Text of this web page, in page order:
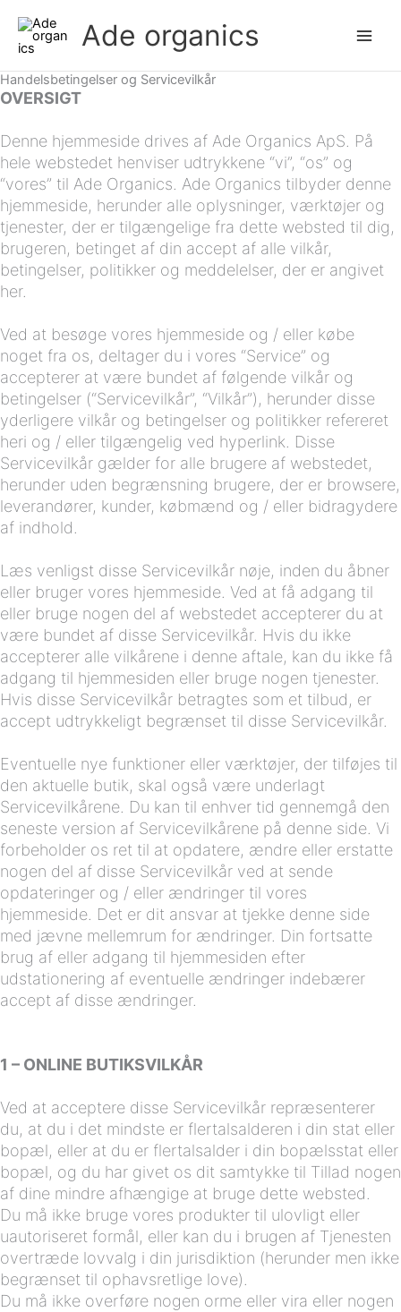
indholdet
Ade organics
Handelsbetingelser og Servicevilkår
OVERSIGT
Denne hjemmeside drives af Ade Organics ApS. På
hele webstedet henviser udtrykkene “vi”, “os” og
“vores” til Ade Organics. Ade Organics tilbyder denne
hjemmeside, herunder alle oplysninger, værktøjer og
tjenester, der er tilgængelige fra dette websted til dig,
brugeren, betinget af din accept af alle vilkår,
betingelser, politikker og meddelelser, der er angivet
her.
Ved at besøge vores hjemmeside og / eller købe
noget fra os, deltager du i vores “Service” og
accepterer at være bundet af følgende vilkår og
betingelser (“Servicevilkår”, “Vilkår”), herunder disse
yderligere vilkår og betingelser og politikker refereret
heri og / eller tilgængelig ved hyperlink. Disse
Servicevilkår gælder for alle brugere af webstedet,
herunder uden begrænsning brugere, der er browsere,
leverandører, kunder, købmænd og / eller bidragydere
af indhold.
Læs venligst disse Servicevilkår nøje, inden du åbner
eller bruger vores hjemmeside. Ved at få adgang til
eller bruge nogen del af webstedet accepterer du at
være bundet af disse Servicevilkår. Hvis du ikke
accepterer alle vilkårene i denne aftale, kan du ikke få
adgang til hjemmesiden eller bruge nogen tjenester.
Hvis disse Servicevilkår betragtes som et tilbud, er
accept udtrykkeligt begrænset til disse Servicevilkår.
Eventuelle nye funktioner eller værktøjer, der tilføjes til
den aktuelle butik, skal også være underlagt
Servicevilkårene. Du kan til enhver tid gennemgå den
seneste version af Servicevilkårene på denne side. Vi
forbeholder os ret til at opdatere, ændre eller erstatte
nogen del af disse Servicevilkår ved at sende
opdateringer og / eller ændringer til vores
hjemmeside. Det er dit ansvar at tjekke denne side
med jævne mellemrum for ændringer. Din fortsatte
brug af eller adgang til hjemmesiden efter
udstationering af eventuelle ændringer indebærer
accept af disse ændringer.
1 – ONLINE BUTIKSVILKÅR
Ved at acceptere disse Servicevilkår repræsenterer
du, at du i det mindste er flertalsalderen i din stat eller
bopæl, eller at du er flertalsalder i din bopælsstat eller
bopæl, og du har givet os dit samtykke til Tillad nogen
af dine mindre afhængige at bruge dette websted.
Du må ikke bruge vores produkter til ulovligt eller
uautoriseret formål, eller kan du i brugen af ​​Tjenesten
overtræde lovvalg i din jurisdiktion (herunder men ikke
begrænset til ophavsretlige love).
Du må ikke overføre nogen orme eller vira eller nogen